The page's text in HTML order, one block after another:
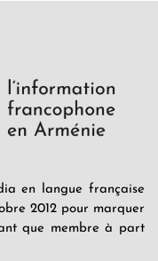
en langue française
2012 pour marquer
que membre à part